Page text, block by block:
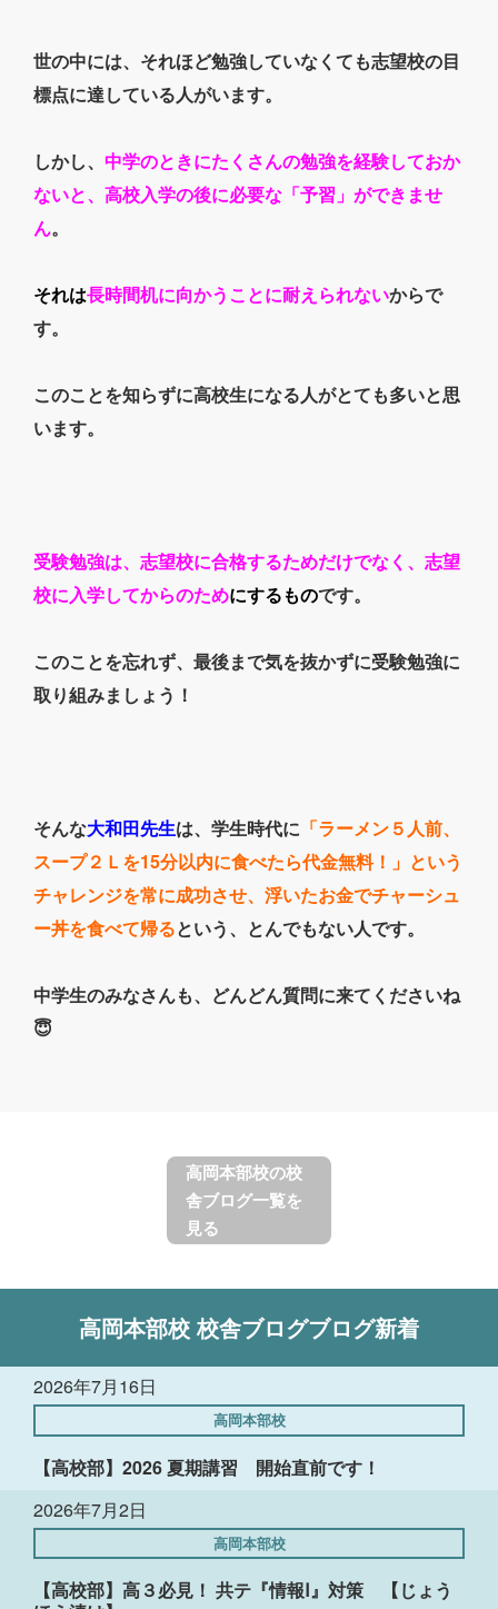
世の中には、それほど勉強していなくても志望校の目
標点に達している人がいます。
しかし、 中学のときにたくさんの勉強を経験しておか
ないと、高校入学の後に必要な「予習」ができませ
ん。
それは長時間机に向かうことに耐えられないからで
す。
このことを知らずに高校生になる人がとても多いと思
います。
受験勉強は、志望校に合格するためだけでなく、志望
校に入学してからのためにするものです。
このことを忘れず、最後まで気を抜かずに受験勉強に
取り組みましょう！
そんな大和田先生は、学生時代に 「ラーメン５人前、
スープ２Ｌを15分以内に食べたら代金無料！」という
チャレンジを常に成功させ、浮いたお金でチャーシュ
ー丼を食べて帰るという、とんでもない人です。
中学生のみなさんも、どんどん質問に来てくださいね
😇
高岡本部校の校
舎ブログ一覧を
見る
高岡本部校 校舎ブログブログ新着
2026年7月16日
高岡本部校
【高校部】2026 夏期講習 開始直前です！
2026年7月2日
高岡本部校
【高校部】高３必見！ 共テ『情報Ⅰ』対策 【じょう